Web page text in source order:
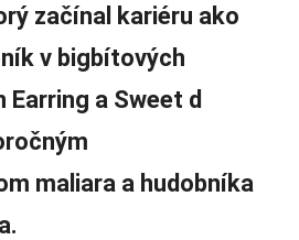
začínal kariéru ako
v bigbítových
Earring a Sweet d
maliara a hudobníka